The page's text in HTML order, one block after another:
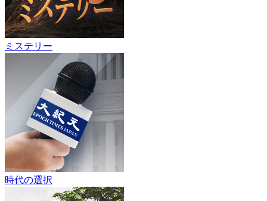
ミステリー
時代の選択